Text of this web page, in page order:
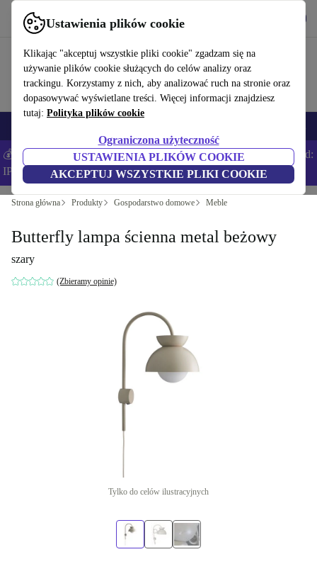
Ustawienia plików cookie
Klikając "akceptuj wszystkie pliki cookie" zgadzam się na
używanie plików cookie służących do celów analizy oraz
trackingu. Korzystamy z nich, aby analizować ruch na stronie oraz
dopasowywać wyświetlane treści. Więcej informacji znajdziesz
tutaj: Polityka plików cookie
Ograniczona użyteczność
USTAWIENIA PLIKÓW COOKIE
AKCEPTUJ WSZYSTKIE PLIKI COOKIE
Korzystaj z refurbed szybko i łatwo
💰Zaoszczędź DODATKOWE 5% na wszystkich iPhone’ach – Kod:
IPHONEDEAL –Regulamin
Strona główna Produkty Gospodarstwo domowe Meble
Butterfly lampa ścienna metal beżowy
szary
(Zbieramy opinie)
Tylko do celów ilustracyjnych